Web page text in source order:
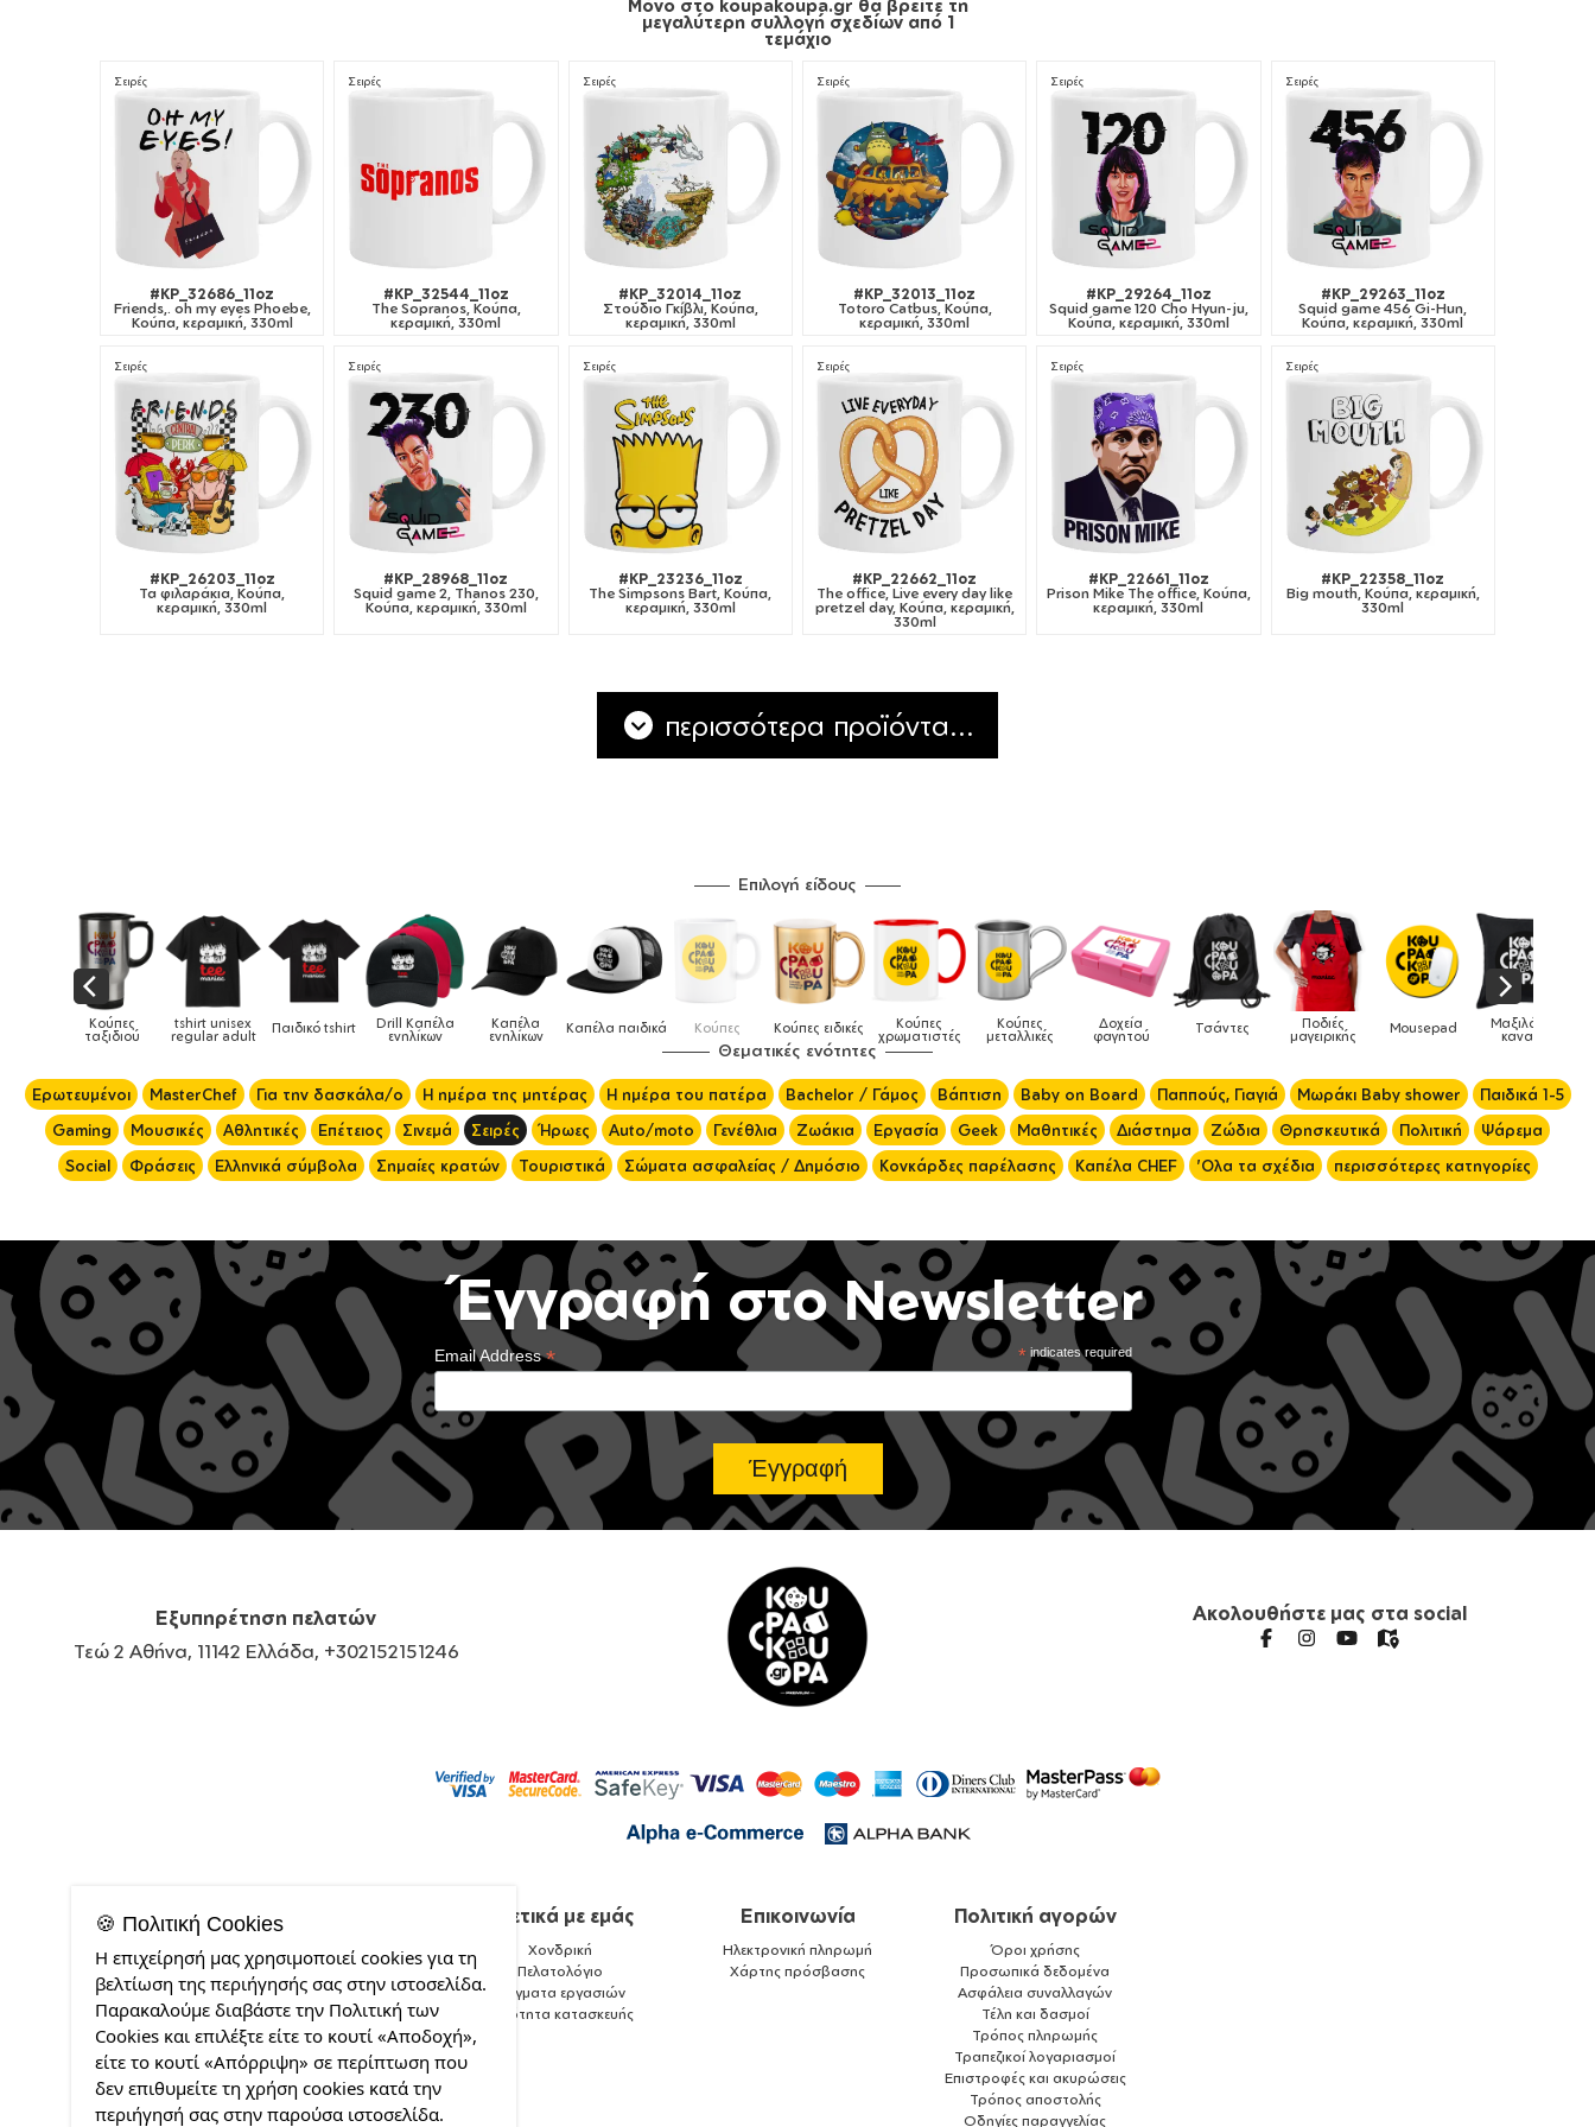
Μόνο στο koupakoupa.gr θα βρείτε τη
μεγαλύτερη συλλογή σχεδίων από 1
τεμάχιο
Σειρές
#KP_32686_11oz
Friends,. oh my eyes Phoebe,
Κούπα, κεραμική, 330ml
Σειρές
#KP_32544_11oz
The Sopranos, Κούπα,
κεραμική, 330ml
Σειρές
#KP_32014_11oz
Στούδιο Γκίβλι, Κούπα,
κεραμική, 330ml
Σειρές
#KP_32013_11oz
Totoro Catbus, Κούπα,
κεραμική, 330ml
Σειρές
#KP_29264_11oz
Squid game 120 Cho Hyun-ju,
Κούπα, κεραμική, 330ml
Σειρές
#KP_29263_11oz
Squid game 456 Gi-Hun,
Κούπα, κεραμική, 330ml
Σειρές
#KP_26203_11oz
Τα φιλαράκια, Κούπα,
κεραμική, 330ml
Σειρές
#KP_28968_11oz
Squid game 2, Thanos 230,
Κούπα, κεραμική, 330ml
Σειρές
#KP_23236_11oz
The Simpsons Bart, Κούπα,
κεραμική, 330ml
Σειρές
#KP_22662_11oz
The office, Live every day like
pretzel day, Κούπα, κεραμική,
330ml
Σειρές
#KP_22661_11oz
Prison Mike The office, Κούπα,
κεραμική, 330ml
Σειρές
#KP_22358_11oz
Big mouth, Κούπα, κεραμική,
330ml
περισσότερα προϊόντα...
Επιλογή είδους
Drill Καπέλα
ενηλίκων
Καπέλα
ενηλίκων Καπέλα παιδικά Κούπες Κούπες ειδικές Κούπες
χρωματιστές
Κούπες
μεταλλικές
Δοχεία
φαγητού Τσάντες Ποδιές
μαγειρικής Mousepad Μαξιλάρια
καναπέ Phone Holders Ρολόγια Βρεφικά
Θεματικές ενότητες
Ερωτευμένοι MasterChef Για την δασκάλα/ο Η ημέρα της μητέρας Η ημέρα του πατέρα Bachelor / Γάμος Βάπτιση Baby on Board Παππούς, Γιαγιά Μωράκι Baby shower
Παιδικά 1-5
Gaming
Μουσικές Αθλητικές Επέτειος Σινεμά Σειρές Ήρωες Auto/moto Γενέθλια Ζωάκια Εργασία Geek Μαθητικές Διάστημα Ζώδια Θρησκευτικά Πολιτική
Ψάρεμα
Social
Φράσεις Ελληνικά σύμβολα Σημαίες κρατών Τουριστικά Σώματα ασφαλείας / Δημόσιο Κονκάρδες παρέλασης Καπέλα CHEF 'Ολα τα σχέδια περισσότερες κατηγορίες
Έγγραφή στο Newsletter
*indicates required
Email Address*
Εξυπηρέτηση πελατών
Τεώ 2 Αθήνα, 11142 Ελλάδα, +302152151246
Ακολουθήστε μας στα social
Σχετικά με εμάς
Χονδρική
Πελατολόγιο
Δείγματα εργασιών
Ποιότητα κατασκευής
Επικοινωνία
Ηλεκτρονική πληρωμή
Χάρτης πρόσβασης
Πολιτική αγορών
Όροι χρήσης
Προσωπικά δεδομένα
Ασφάλεια συναλλαγών
Τέλη και δασμοί
Τρόπος πληρωμής
Τραπεζικοί λογαριασμοί
Επιστροφές και ακυρώσεις
Τρόπος αποστολής
Οδηγίες παραγγελίας
🍪 Πολιτική Cookies
Η επιχείρησή μας χρησιμοποιεί cookies για τη
βελτίωση της περιήγησής σας στην ιστοσελίδα.
Παρακαλούμε διαβάστε την Πολιτική των
Cookies και επιλέξτε είτε το κουτί «Αποδοχή»,
είτε το κουτί «Απόρριψη» σε περίπτωση που
δεν επιθυμείτε τη χρήση cookies κατά την
περιήγησή σας στην παρούσα ιστοσελίδα.